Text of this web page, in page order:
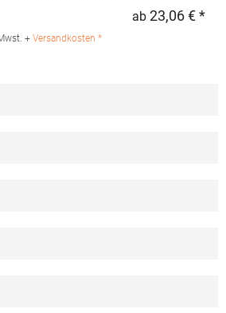
180
ab 23,06 € *
+ Versandkosten *